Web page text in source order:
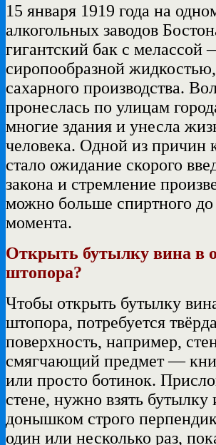
15 января 1919 года на
алкогольных заводов
гигантский бак с мелассой
сиропообразной
сахарного производства.
пронеслась по улицам
многие здания и унесла
человека. Одной из причин
стало ожидание скорого
закона и стремление
можно больше спиртного до
момента.
Открыть бутылку вина в
штопора?
Чтобы открыть бутылку
штопора, потребуется
поверхность, например,
смягчающий предмет —
или просто ботинок.
стене, нужно взять бутылку
донышком строго
один или несколько раз,